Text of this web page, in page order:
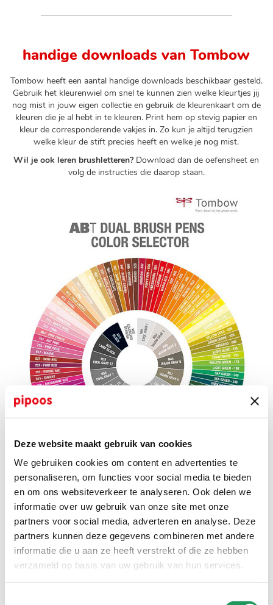
Deze website maakt gebruik van cookies
We gebruiken cookies om content en advertenties te
personaliseren, om functies voor social media te bieden
en om ons websiteverkeer te analyseren. Ook delen we
informatie over uw gebruik van onze site met onze
partners voor social media, adverteren en analyse. Deze
partners kunnen deze gegevens combineren met andere
informatie die u aan ze heeft verstrekt of die ze hebben
verzameld op basis van uw gebruik van hun services.
handige downloads van Tombow
Tombow heeft een aantal handige downloads beschikbaar gesteld.
Gebruik het kleurenwiel om snel te kunnen zien welke kleurtjes jij
nog mist in jouw eigen collectie en gebruik de kleurenkaart om de
kleuren die je al hebt in te kleuren. Print hem op stevig papier en
kleur de corresponderende vakjes in. Zo kun je altijd terugzien
welke kleur de stift precies heeft en welke je nog mist.
Wil je ook leren brushletteren?Download dan de oefensheet en
volg de instructies die daarop staan.
Tombow ABT kleurenwiel